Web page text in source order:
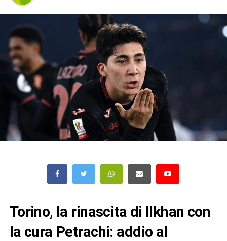
Torino, la rinascita di Ilkhan con
la cura Petrachi: addio al